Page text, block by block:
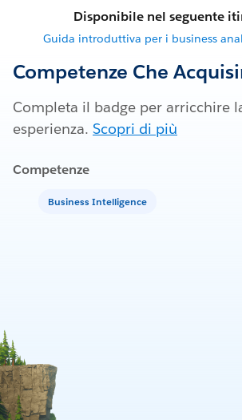
Disponibile nel seguente
Guida introduttiva per i business
Competenze Che
Completa il badge per arricchire
esperienza. Scopri di più
Competenze
Business Intelligence